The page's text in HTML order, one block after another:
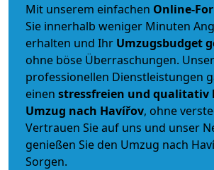
Mit unserem einfachen Online-
Sie innerhalb weniger Minuten
erhalten und Ihr Umzugsbudget
ohne böse Überraschungen.
professionellen Dienstleistungen
einen stressfreien und qualitativ
Umzug nach Havířov, ohne
Vertrauen Sie auf uns und unser
genießen Sie den Umzug nach
Sorgen.